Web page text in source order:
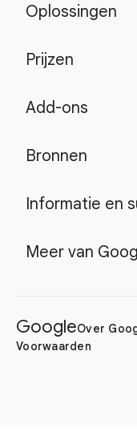
Oplossingen
Prijzen
Add-ons
Bronnen
Informatie en
Meer van
GoogleOver
Voorwaarden